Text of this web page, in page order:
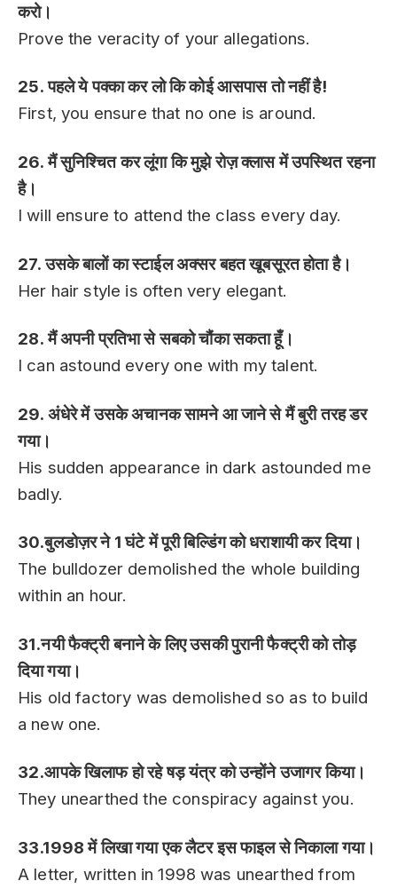
करो।
Prove the veracity of your allegations.
25. पहले ये पक्का कर लो कि कोई आसपास तो नहीं है!
First, you ensure that no one is around.
26. मैं सुनिश्चित कर लूंगा कि मुझे रोज़ क्लास में उपस्थित रहना
है।
I will ensure to attend the class every day.
27. उसके बालों का स्टाईल अक्सर बहत खूबसूरत होता है।
Her hair style is often very elegant.
28. मैं अपनी प्रतिभा से सबको चौंका सकता हूँ।
I can astound every one with my talent.
29. अंधेरे में उसके अचानक सामने आ जाने से मैं बुरी तरह डर
गया।
His sudden appearance in dark astounded me
badly.
30.बुलडोज़र ने 1 घंटे में पूरी बिल्डिंग को धराशायी कर दिया।
The bulldozer demolished the whole building
within an hour.
31.नयी फैक्ट्री बनाने के लिए उसकी पुरानी फैक्ट्री को तोड़
दिया गया।
His old factory was demolished so as to build
a new one.
32.आपके खिलाफ हो रहे षड़ यंत्र को उन्होंने उजागर किया।
They unearthed the conspiracy against you.
33.1998 में लिखा गया एक लैटर इस फाइल से निकाला गया।
A letter, written in 1998 was unearthed from